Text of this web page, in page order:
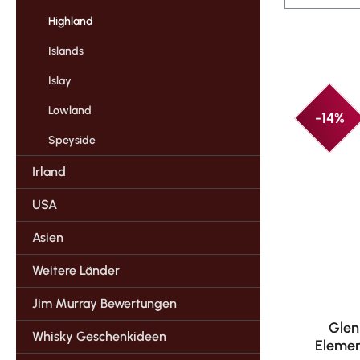
Highland
Islands
Islay
Lowland
Speyside
Irland
USA
Asien
Weitere Länder
Jim Murray Bewertungen
Whisky Geschenkideen
-14%